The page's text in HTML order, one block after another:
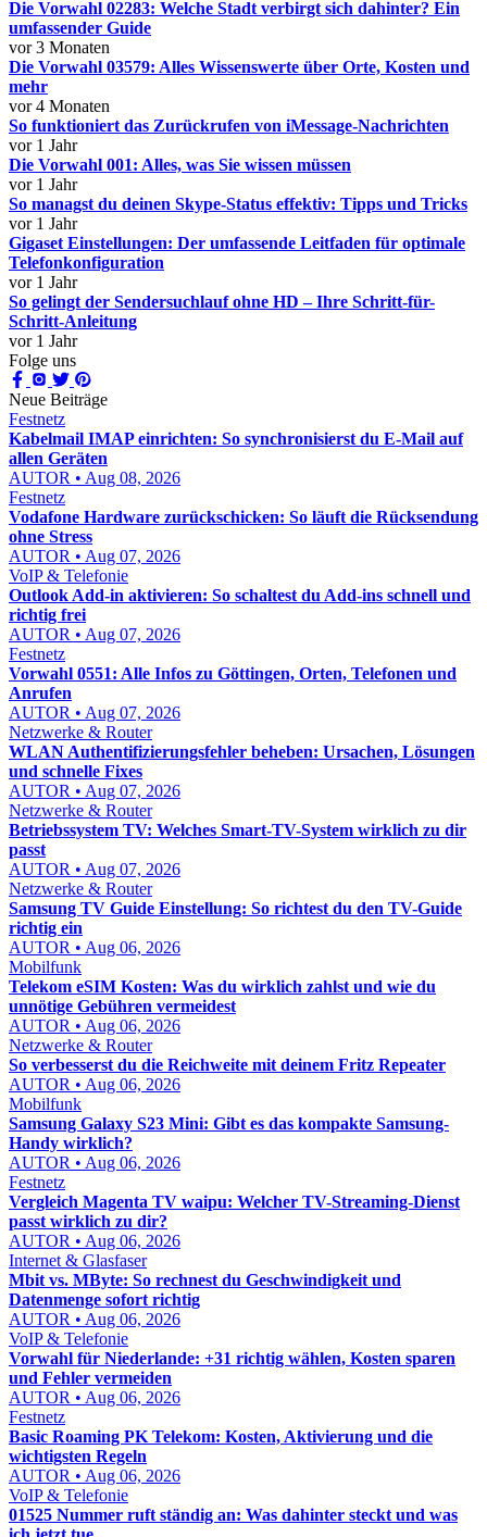
Die Vorwahl 02283: Welche Stadt verbirgt sich dahinter? Ein
umfassender Guide
vor 3 Monaten
Die Vorwahl 03579: Alles Wissenswerte über Orte, Kosten und
mehr
vor 4 Monaten
So funktioniert das Zurückrufen von iMessage-Nachrichten
vor 1 Jahr
Die Vorwahl 001: Alles, was Sie wissen müssen
vor 1 Jahr
So managst du deinen Skype-Status effektiv: Tipps und Tricks
vor 1 Jahr
Gigaset Einstellungen: Der umfassende Leitfaden für optimale
Telefonkonfiguration
vor 1 Jahr
So gelingt der Sendersuchlauf ohne HD – Ihre Schritt-für-
Schritt-Anleitung
vor 1 Jahr
Folge uns
Neue Beiträge
Festnetz
Kabelmail IMAP einrichten: So synchronisierst du E-Mail auf
allen Geräten
AUTOR • Aug 08, 2026
Festnetz
Vodafone Hardware zurückschicken: So läuft die Rücksendung
ohne Stress
AUTOR • Aug 07, 2026
VoIP & Telefonie
Outlook Add-in aktivieren: So schaltest du Add-ins schnell und
richtig frei
AUTOR • Aug 07, 2026
Festnetz
Vorwahl 0551: Alle Infos zu Göttingen, Orten, Telefonen und
Anrufen
AUTOR • Aug 07, 2026
Netzwerke & Router
WLAN Authentifizierungsfehler beheben: Ursachen, Lösungen
und schnelle Fixes
AUTOR • Aug 07, 2026
Netzwerke & Router
Betriebssystem TV: Welches Smart-TV-System wirklich zu dir
passt
AUTOR • Aug 07, 2026
Netzwerke & Router
Samsung TV Guide Einstellung: So richtest du den TV-Guide
richtig ein
AUTOR • Aug 06, 2026
Mobilfunk
Telekom eSIM Kosten: Was du wirklich zahlst und wie du
unnötige Gebühren vermeidest
AUTOR • Aug 06, 2026
Netzwerke & Router
So verbesserst du die Reichweite mit deinem Fritz Repeater
AUTOR • Aug 06, 2026
Mobilfunk
Samsung Galaxy S23 Mini: Gibt es das kompakte Samsung-
Handy wirklich?
AUTOR • Aug 06, 2026
Festnetz
Vergleich Magenta TV waipu: Welcher TV-Streaming-Dienst
passt wirklich zu dir?
AUTOR • Aug 06, 2026
Internet & Glasfaser
Mbit vs. MByte: So rechnest du Geschwindigkeit und
Datenmenge sofort richtig
AUTOR • Aug 06, 2026
VoIP & Telefonie
Vorwahl für Niederlande: +31 richtig wählen, Kosten sparen
und Fehler vermeiden
AUTOR • Aug 06, 2026
Festnetz
Basic Roaming PK Telekom: Kosten, Aktivierung und die
wichtigsten Regeln
AUTOR • Aug 06, 2026
VoIP & Telefonie
01525 Nummer ruft ständig an: Was dahinter steckt und was